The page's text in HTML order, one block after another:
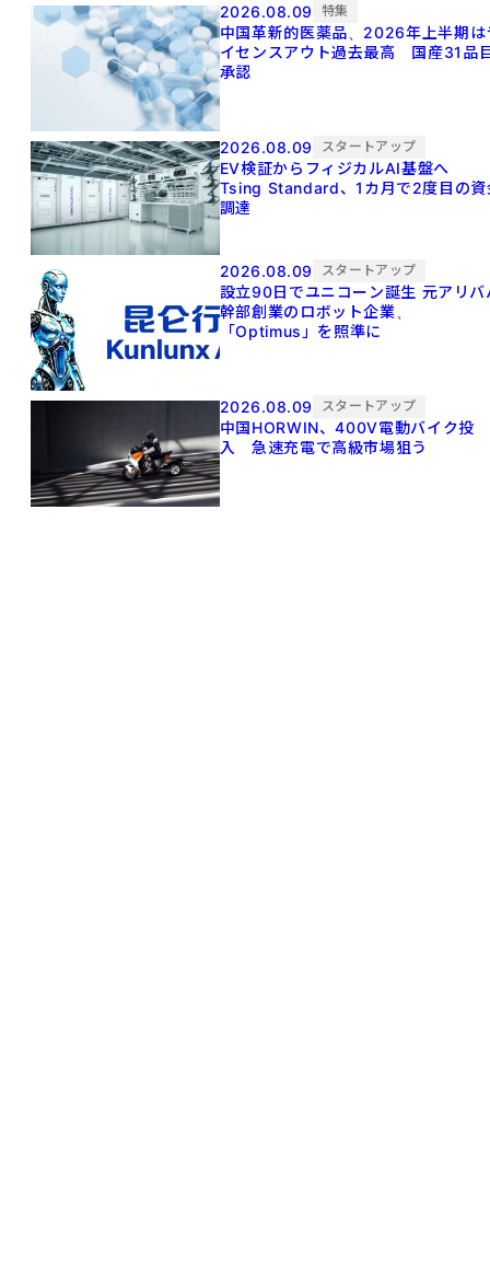
2026.08.09 特集
中国革新的医薬品、2026年上半期は
イセンスアウト過去最高 国産31品
承認
2026.08.09 スタートアップ
EV検証からフィジカルAI基盤へ
Tsing Standard、1カ月で2度目の資
調達
2026.08.09 スタートアップ
設立90日でユニコーン誕生 元アリババ
幹部創業のロボット企業、
「Optimus」を照準に
2026.08.09 スタートアップ
中国HORWIN、400V電動バイク投
入 急速充電で高級市場狙う